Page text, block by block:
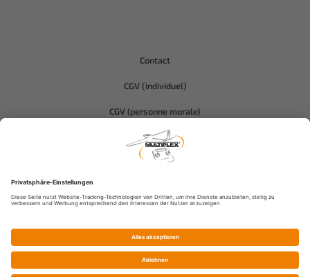
Contact
CGV (individuel)
CGV (personne morale)
Protection des données
Compliance-Hitec